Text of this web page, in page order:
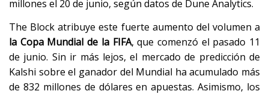
millones el 20 de junio, según datos de Dune Analytics.
The Block atribuye este fuerte aumento del volumen a
la Copa Mundial de la FIFA, que comenzó el pasado 11
de junio. Sin ir más lejos, el mercado de predicción de
Kalshi sobre el ganador del Mundial ha acumulado más
de 832 millones de dólares en apuestas. Asimismo, los